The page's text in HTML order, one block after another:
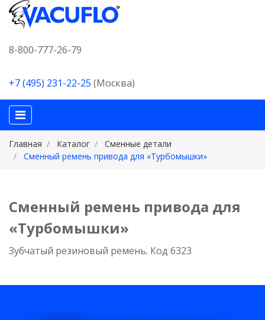
8-800-777-26-79
+7 (495) 231-22-25 (Москва)
Главная Каталог
Сменные детали
Сменный ремень привода для «Турбомышки»
Сменный ремень привода для
«Турбомышки»
Зубчатый резиновый ремень. Код 6323